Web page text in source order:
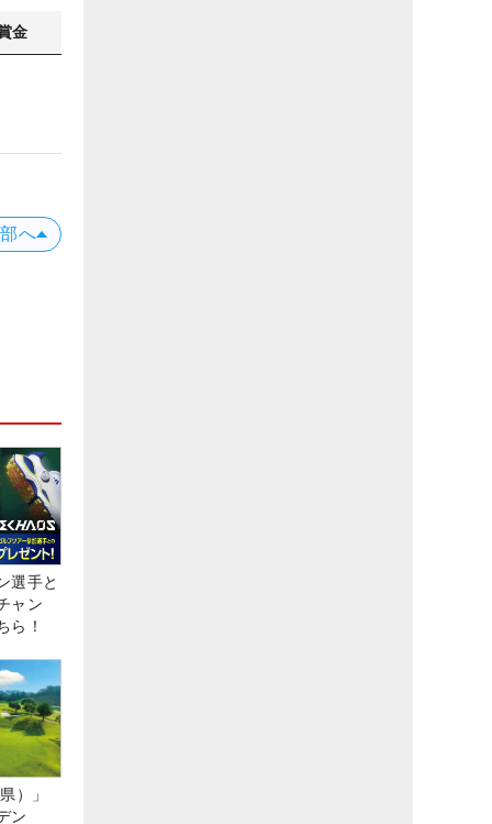
金
へ
選手と
ャン
ら！
）」
ン